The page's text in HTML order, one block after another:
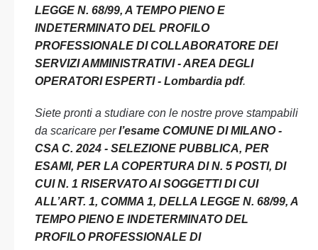
LEGGE N. 68/99, A TEMPO PIENO E
INDETERMINATO DEL PROFILO
PROFESSIONALE DI COLLABORATORE DEI
SERVIZI AMMINISTRATIVI - AREA DEGLI
OPERATORI ESPERTI - Lombardia pdf.
Siete pronti a studiare con le nostre prove stampabili
da scaricare perl’esame COMUNE DI MILANO -
CSA C. 2024 - SELEZIONE PUBBLICA, PER
ESAMI, PER LA COPERTURA DI N. 5 POSTI, DI
CUI N. 1 RISERVATO AI SOGGETTI DI CUI
ALL’ART. 1, COMMA 1, DELLA LEGGE N. 68/99, A
TEMPO PIENO E INDETERMINATO DEL
PROFILO PROFESSIONALE DI